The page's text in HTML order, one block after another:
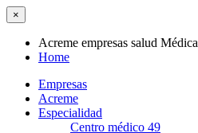
×
Acreme empresas salud Médica
Home
Empresas
Acreme
Especialidad
Centro médico 49